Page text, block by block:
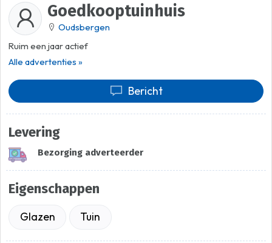
Goedkooptuinhuis
Oudsbergen
Ruim een jaar actief
Alle advertenties »
Bericht
Levering
Bezorging adverteerder
Eigenschappen
Glazen Tuin